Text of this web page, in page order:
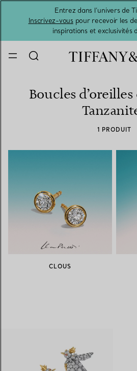
Entrez dans l’univers de
Inscrivez-vouspour recevoir les
inspirations et exclusivités
Boucles
1 PRODUIT
CLOUS